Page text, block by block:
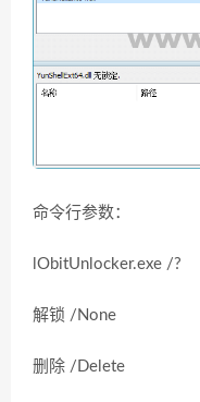
命令行参数：
lObitUnlocker.exe /?
解锁 /None
删除 /Delete